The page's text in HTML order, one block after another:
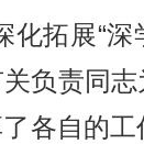
拓展“深
负责同
各自的工